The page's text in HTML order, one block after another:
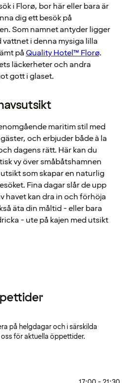
i Florø, bor här eller bara är
dig ett besök på
Som namnet antyder ligger
i denna mysiga lilla
på Quality Hotel™ Florø.
läckerheter och andra
gott i glaset.
maritim stil med
och erbjuder både à la
dagens rätt. Här kan du
vy över småbåtshamnen
som skapar en naturlig
Fina dagar slår de upp
havet kan dra in och förhöja
äta din måltid - eller bara
- ute på kajen med utsikt
på helgdagar och i särskilda
för aktuella öppettider.